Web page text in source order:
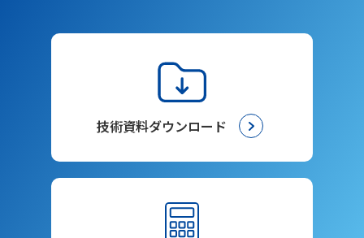
技術資料ダウンロード